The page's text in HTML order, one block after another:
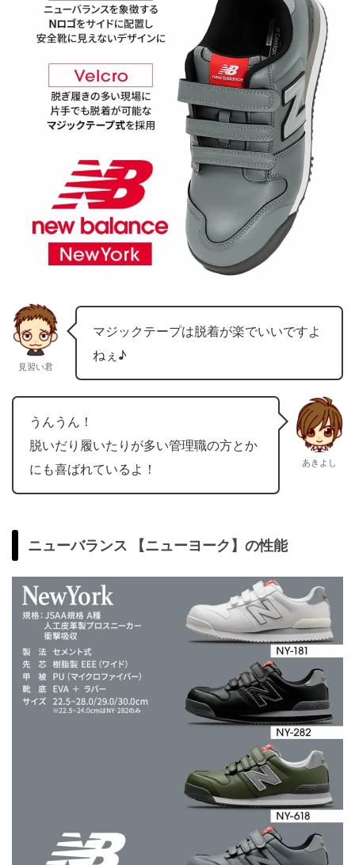
見習い君
マジックテープは脱着が楽でいいですよ
ねぇ♪
うんうん！
脱いだり履いたりが多い管理職の方とか
にも喜ばれているよ！
あきよし
ニューバランス 【ニューヨーク】の性能